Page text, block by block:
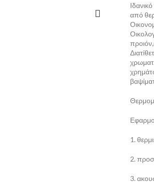
από
1.
2.
3.